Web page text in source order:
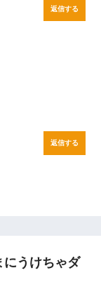
返信する
返信する
にうけちゃダ